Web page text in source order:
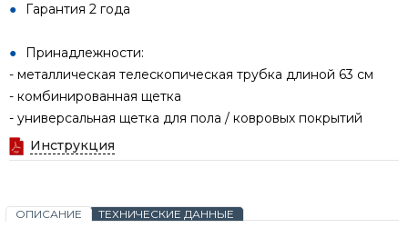
Гарантия 2 года
Принадлежности:
- металлическая телескопическая трубка длиной 63 см
- комбинированная щетка
- универсальная щетка для пола / ковровых покрытий
Инструкция
ОПИСАНИЕ ТЕХНИЧЕСКИЕ ДАННЫЕ